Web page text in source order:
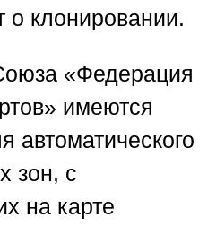
о клонировании.
«Федерация
имеются
автоматического
зон, с
на карте